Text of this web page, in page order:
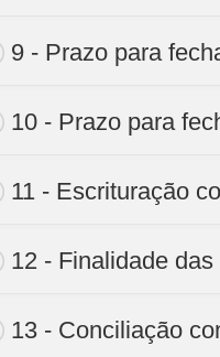
9 - Prazo para
10 - Prazo para
11 - Escrituração
12 - Finalidade
13 - Conciliação